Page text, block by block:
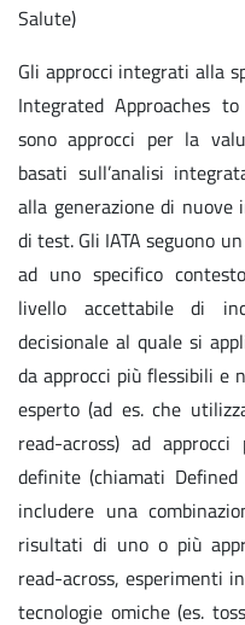
Salute)
Gli approcci integrati alla
Integrated Approaches
sono approcci per la
basati sull’analisi
alla generazione di
di test. Gli IATA seguono
ad uno specifico
livello accettabile di
decisionale al quale si
da approcci più flessibili e
esperto (ad es. che
read-across) ad
definite (chiamati Defined
includere una
risultati di uno o più
read-across, esperimenti
tecnologie omiche (es.